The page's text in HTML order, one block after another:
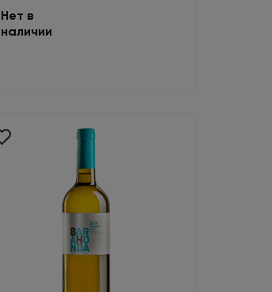
Нет в
наличии